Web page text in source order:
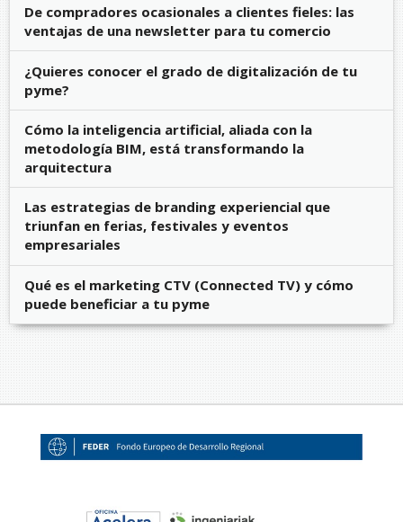
De compradores ocasionales a clientes fieles: las
ventajas de una newsletter para tu comercio
¿Quieres conocer el grado de digitalización de tu
pyme?
Cómo la inteligencia artificial, aliada con la
metodología BIM, está transformando la
arquitectura
Las estrategias de branding experiencial que
triunfan en ferias, festivales y eventos
empresariales
Qué es el marketing CTV (Connected TV) y cómo
puede beneficiar a tu pyme